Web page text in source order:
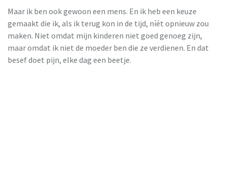
Maar ik ben ook gewoon een mens. En ik heb een keuze
gemaakt die ik, als ik terug kon in de tijd, níét opnieuw zou
maken. Niet omdat mijn kinderen niet goed genoeg zijn,
maar omdat ik niet de moeder ben die ze verdienen. En dat
besef doet pijn, elke dag een beetje.